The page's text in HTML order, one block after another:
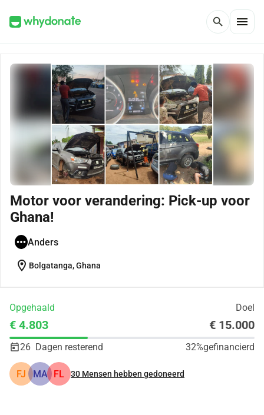
search menu
Motor voor verandering: Pick-up voor
Ghana!
Anders
location_on Bolgatanga, Ghana
Opgehaald Doel
€ 4.803 € 15.000
26 Dagen resterend 32%gefinancierd
FJ MA FL 30 Mensen hebben gedoneerd